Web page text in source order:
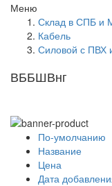
Меню
Склад в СПБ и
Кабель
Силовой с ПВХ
ВББШВнг
По-умолчанию
Название
Цена
Дата